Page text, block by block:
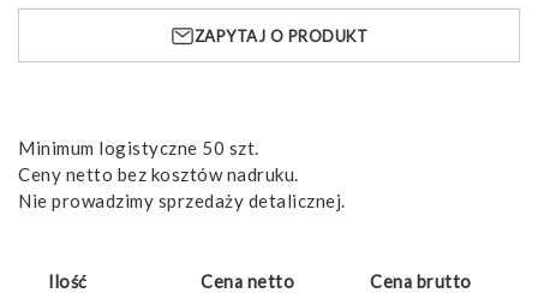
Dyra,
ZAPYTAJ O PRODUKT
Minimum logistyczne 50 szt.
Ceny netto bez kosztów nadruku.
Nie prowadzimy sprzedaży detalicznej.
Ilość Cena netto Cena brutto